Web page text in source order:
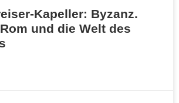
Kapeller: Byzanz.
und die Welt des